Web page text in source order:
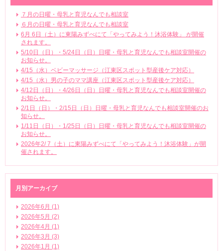
７月の日曜・母乳と育児なんでも相談室
６月の日曜・母乳と育児なんでも相談室
6月 6日（土）に東陽みずべにて「やってみよう！沐浴体験」 が開催
されます。
5/10日（日）・5/24日（日）日曜・母乳と育児なんでも相談室開催の
お知らせ。
4/15（水）ベビーマッサージ（江東区スポット型産後ケア対応）
4/15（水）男の子のママ講座（江東区スポット型産後ケア対応）
4/12日（日）・4/26日（日）日曜・母乳と育児なんでも相談室開催の
お知らせ。
2/1日（日）・2/15日（日）日曜・母乳と育児なんでも相談室開催のお
知らせ。
1/11日（日）・1/25日（日）日曜・母乳と育児なんでも相談室開催の
お知らせ。
2026年2/ 7（土）に東陽みずべにて「やってみよう！沐浴体験」が開
催されます。
月別アーカイブ
2026年6月 (1)
2026年5月 (2)
2026年4月 (1)
2026年3月 (3)
2026年1月 (1)